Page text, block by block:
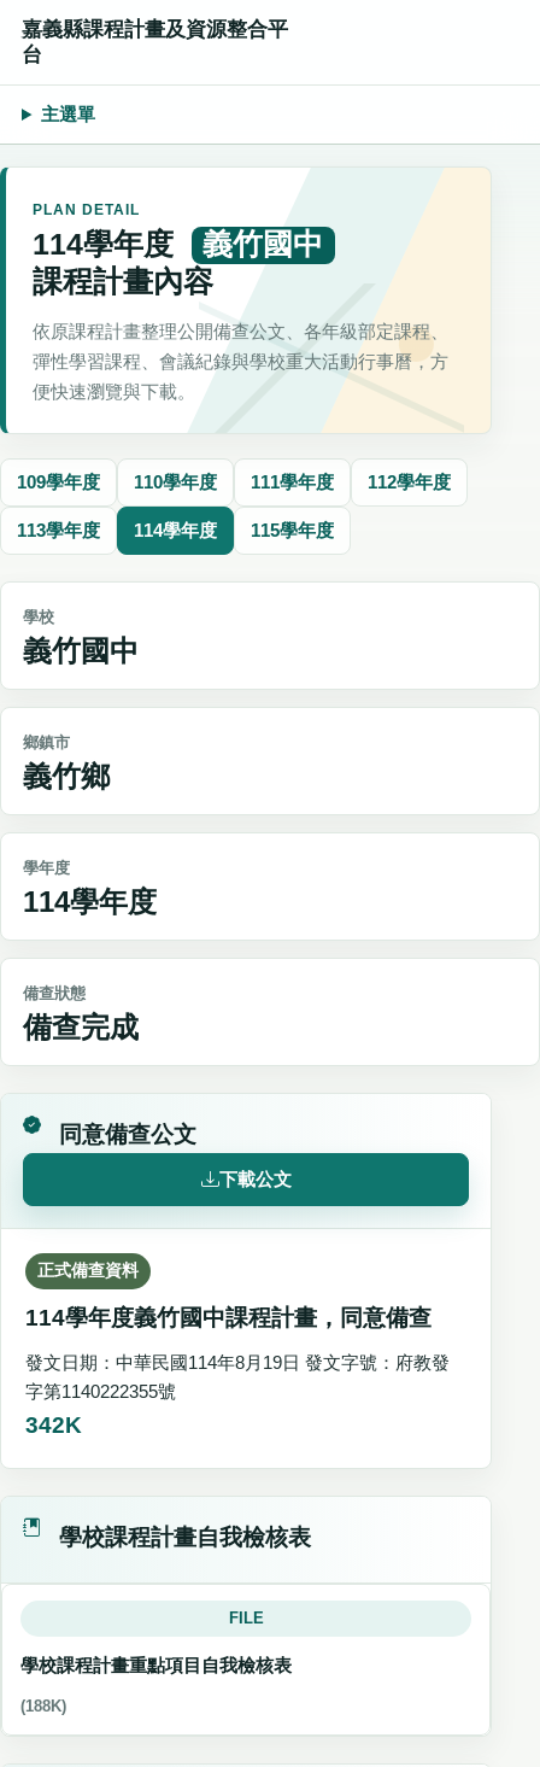
嘉義縣課程計畫及資源整合平
台
主選單
PLAN DETAIL
114學年度
義竹國中
課程計畫內容
依原課程計畫整理公開備查公文、各年級部定課程、
彈性學習課程、會議紀錄與學校重大活動行事曆，方
便快速瀏覽與下載。
109學年度 110學年度 111學年度 112學年度
113學年度 114學年度 115學年度
學校
義竹國中
鄉鎮市
義竹鄉
學年度
114學年度
備查狀態
備查完成
同意備查公文
下載公文
正式備查資料
114學年度義竹國中課程計畫，同意備查
發文日期：中華民國114年8月19日 發文字號：府教發
字第1140222355號
342K
學校課程計畫自我檢核表
FILE
學校課程計畫重點項目自我檢核表
(188K)